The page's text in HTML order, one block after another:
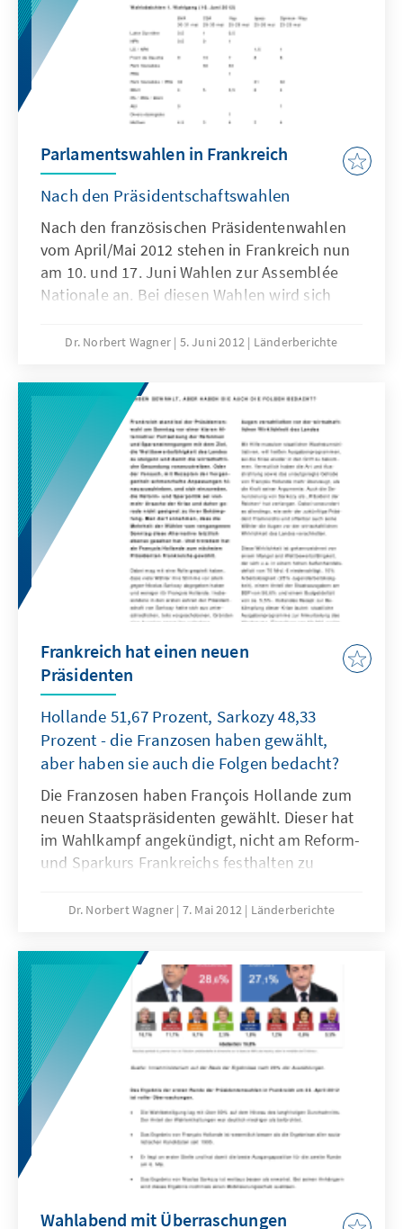
Parlamentswahlen in Frankreich
Nach den Präsidentschaftswahlen
Nach den französischen Präsidentenwahlen
vom April/Mai 2012 stehen in Frankreich nun
am 10. und 17. Juni Wahlen zur Assemblée
Nationale an. Bei diesen Wahlen wird sich
auch über eine linke Mehrheit in der
die UMP eine Regierung bilden kann und
Frankreich damit in eine Phase der
Kohabitation eintreten würde.
Dr. Norbert Wagner 5. Juni 2012 Länderberichte
Frankreich hat einen neuen
Präsidenten
Hollande 51,67 Prozent, Sarkozy 48,33
Prozent - die Franzosen haben gewählt,
aber haben sie auch die Folgen bedacht?
Die Franzosen haben François Hollande zum
neuen Staatspräsidenten gewählt. Dieser hat
im Wahlkampf angekündigt, nicht am Reform-
und Sparkurs Frankreichs festhalten zu
staatliche Wachstumsinitiativen angekündigt.
Landes gefährden und es stellt sich die Frage,
ob Frankreich dann noch einen
glaubwürdigen Beitrag zur Stabilisierung des
Euroraumes leisten könnte.
Dr. Norbert Wagner 7. Mai 2012 Länderberichte
Wahlabend mit Überraschungen